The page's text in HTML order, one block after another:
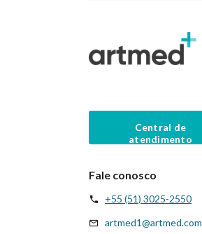
Central de
atendimento
Fale conosco
+55 (51) 3025-2550
artmed1@artmed.com